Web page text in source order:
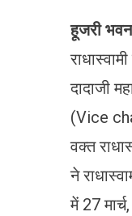
हूजरी
दादाजी
(Vice
वक्त
ने
में 27